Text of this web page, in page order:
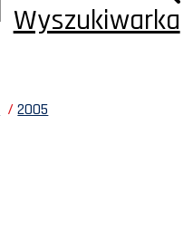
Wyszukiwarka
2005